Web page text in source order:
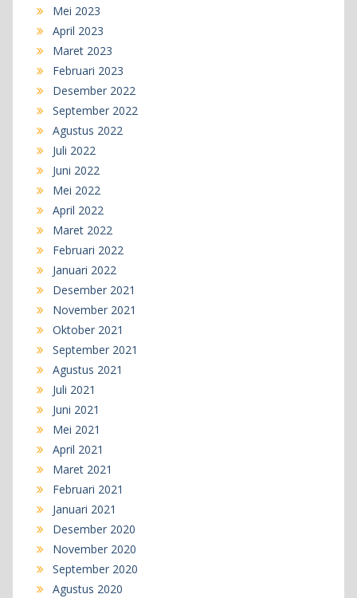
Mei 2023
April 2023
Maret 2023
Februari 2023
Desember 2022
September 2022
Agustus 2022
Juli 2022
Juni 2022
Mei 2022
April 2022
Maret 2022
Februari 2022
Januari 2022
Desember 2021
November 2021
Oktober 2021
September 2021
Agustus 2021
Juli 2021
Juni 2021
Mei 2021
April 2021
Maret 2021
Februari 2021
Januari 2021
Desember 2020
November 2020
September 2020
Agustus 2020